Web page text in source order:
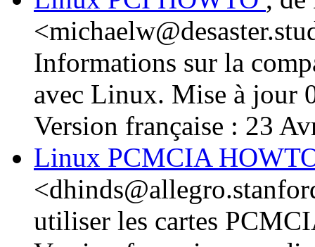
Informations sur la
avec Linux. Mise à jour
Version française : 23
Linux PCMCIA
utiliser les cartes